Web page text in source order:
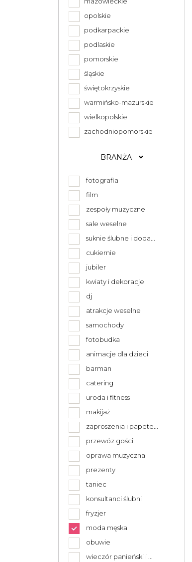
opolskie
podkarpackie
podlaskie
pomorskie
śląskie
świętokrzyskie
warmińsko-mazurskie
wielkopolskie
zachodniopomorskie
BRANŻA
fotografia
film
zespoły muzyczne
sale weselne
suknie ślubne i doda...
cukiernie
jubiler
kwiaty i dekoracje
dj
atrakcje weselne
samochody
fotobudka
animacje dla dzieci
barman
catering
uroda i fitness
makijaż
zaproszenia i papete...
przewóz gości
oprawa muzyczna
prezenty
taniec
konsultanci ślubni
fryzjer
moda męska
obuwie
wieczór panieński i ...